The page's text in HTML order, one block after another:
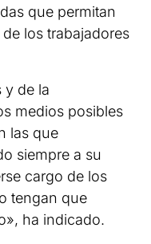
que permitan
los trabajadores
y de la
medios posibles
las que
siempre a su
cargo de los
tengan que
ha indicado.